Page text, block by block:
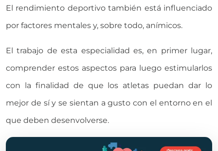
El rendimiento deportivo también está influenciado
por factores mentales y, sobre todo, anímicos.
El trabajo de esta especialidad es, en primer lugar,
comprender estos aspectos para luego estimularlos
con la finalidad de que los atletas puedan dar lo
mejor de sí y se sientan a gusto con el entorno en el
que deben desenvolverse.